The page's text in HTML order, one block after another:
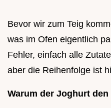
Bevor wir zum Teig
was im Ofen eigentlich
Fehler, einfach alle
aber die Reihenfolge ist
Warum der Joghurt